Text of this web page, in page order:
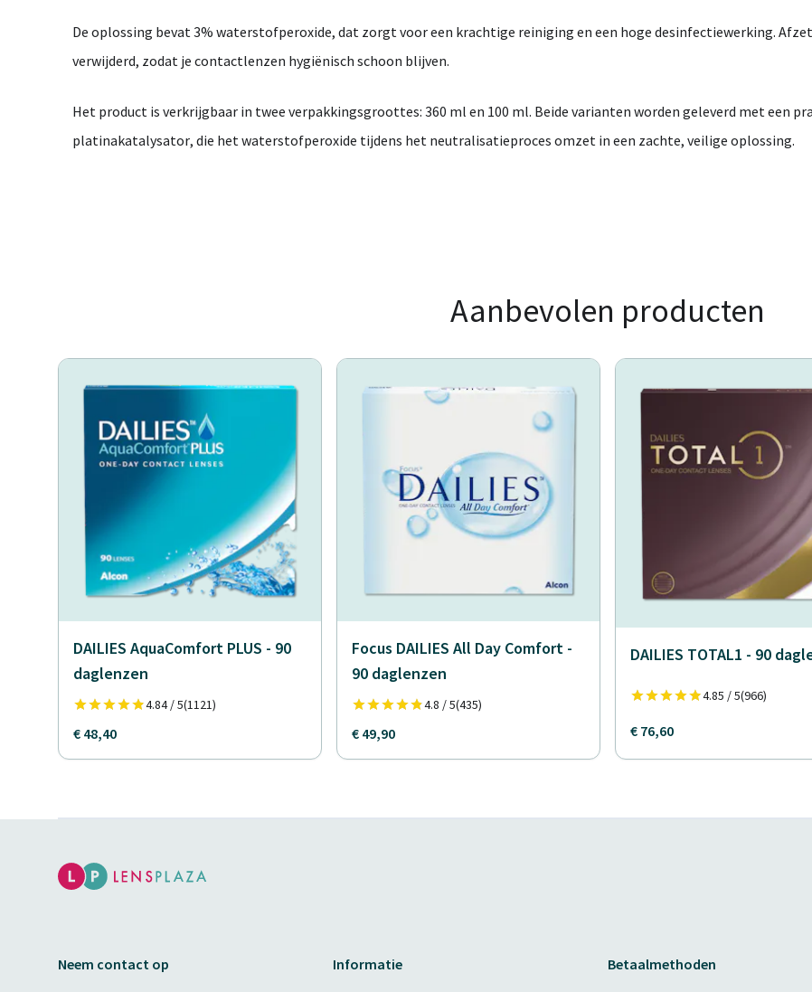
De oplossing bevat3% waterstofperoxide, dat zorgtvooreen krachtige reiniging en een hoge desinfectiewerking.
verwijderd, zodat je contactlenzen hygiënisch schoon blijven.
Het product is verkrijgbaar in twee verpakkingsgroottes: 360 ml en 100 ml. Beide varianten worden geleverd meteen
platinakatalysator, die hetwaterstofperoxide tijdens het neutralisatieproces omzet in een zachte, veilige oplossing.
Aanbevolen producten
DAILIES AquaComfort PLUS - 90
daglenzen
4.84 / 5(1121)
€ 48,40
Focus DAILIES All Day Comfort -
90 daglenzen
4.8 / 5(435)
€ 49,90
DAILIES TOTAL1 - 90
4.85 / 5(966)
€ 76,60
Neem contact op Informatie Betaalmethoden